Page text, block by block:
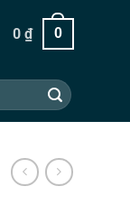
0₫ 0